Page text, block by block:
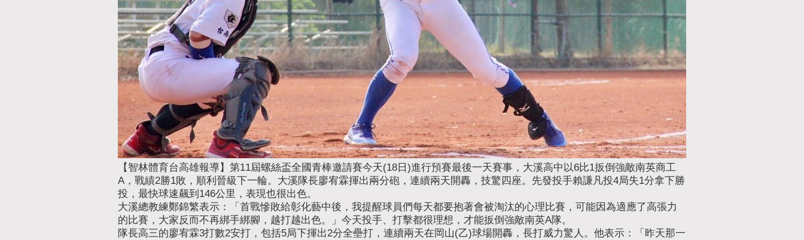
【智林體育台高雄報導】第11屆螺絲盃全國青棒邀請賽今天(18日)進行預賽最後一天賽事，大溪高中以6比1扳倒強敵南英商工
A，戰績2勝1敗，順利晉級下一輪。大溪隊長廖宥霖揮出兩分砲，連續兩天開轟，技驚四座。先發投手賴謙凡投4局失1分拿下勝
投，最快球速飆到146公里，表現也很出色。
大溪總教練鄭錦繁表示：「首戰慘敗給彰化藝中後，我提醒球員們每天都要抱著會被淘汰的心理比賽，可能因為適應了高張力
的比賽，大家反而不再綁手綁腳，越打越出色。」今天投手、打擊都很理想，才能扳倒強敵南英A隊。
隊長高三的廖宥霖3打數2安打，包括5局下揮出2分全壘打，連續兩天在岡山(乙)球場開轟，長打威力驚人。他表示：「昨天那一